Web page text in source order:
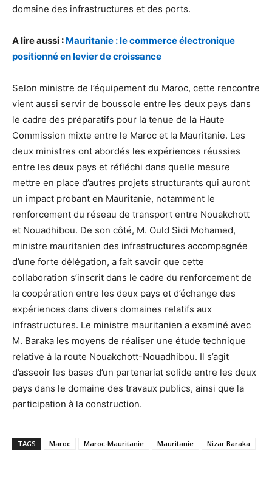
domaine des infrastructures et des ports.
A lire aussi : Mauritanie : le commerce électronique
positionné en levier de croissance
Selon ministre de l’équipement du Maroc, cette rencontre
vient aussi servir de boussole entre les deux pays dans
le cadre des préparatifs pour la tenue de la Haute
Commission mixte entre le Maroc et la Mauritanie. Les
deux ministres ont abordés les expériences réussies
entre les deux pays et réfléchi dans quelle mesure
mettre en place d’autres projets structurants qui auront
un impact probant en Mauritanie, notamment le
renforcement du réseau de transport entre Nouakchott
et Nouadhibou. De son côté, M. Ould Sidi Mohamed,
ministre mauritanien des infrastructures accompagnée
d’une forte délégation, a fait savoir que cette
collaboration s’inscrit dans le cadre du renforcement de
la coopération entre les deux pays et d’échange des
expériences dans divers domaines relatifs aux
infrastructures. Le ministre mauritanien a examiné avec
M. Baraka les moyens de réaliser une étude technique
relative à la route Nouakchott-Nouadhibou. Il s’agit
d’asseoir les bases d’un partenariat solide entre les deux
pays dans le domaine des travaux publics, ainsi que la
participation à la construction.
TAGS Maroc Maroc-Mauritanie Mauritanie Nizar Baraka